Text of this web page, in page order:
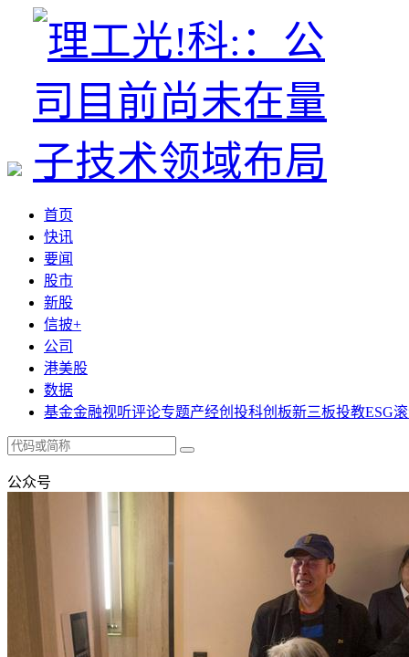
首页
快讯
要闻
股市
新股
信披+
公司
港美股
数据
基金金融视听评论专题产经创投科创板新三板投教ESG
公众号